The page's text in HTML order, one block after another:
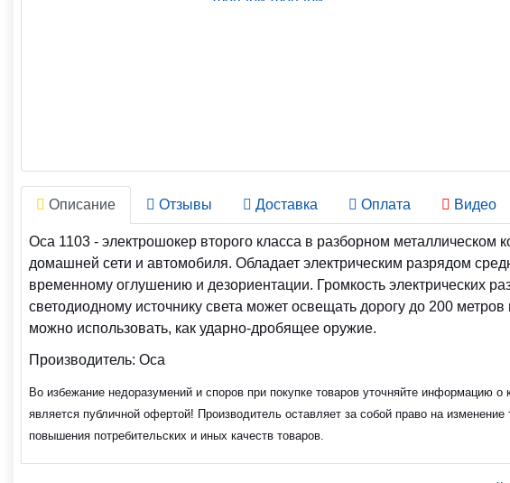
Описание Отзывы Доставка Оплата Видео
Оса 1103 - электрошокер второго класса в разборном
домашней сети и автомобиля. Обладает электрическим разрядом
временному оглушению и дезориентации. Громкость электрических
светодиодному источнику света может освещать дорогу до 200
можно использовать, как ударно-дробящее оружие.
Производитель: Оса
Во избежание недоразумений и споров при покупке товаров уточняйте информацию
является публичной офертой! Производитель оставляет за собой право на
повышения потребительских и иных качеств товаров.